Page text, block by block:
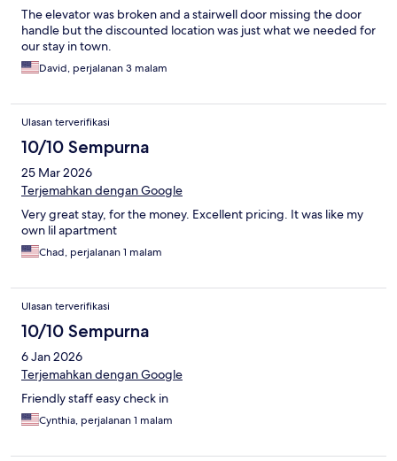
The elevator was broken and a stairwell door missing the door
handle but the discounted location was just what we needed for
our stay in town.
David, perjalanan 3 malam
Ulasan terverifikasi
10/10 Sempurna
25 Mar 2026
Terjemahkan dengan Google
Very great stay, for the money. Excellent pricing. It was like my
own lil apartment
Chad, perjalanan 1 malam
Ulasan terverifikasi
10/10 Sempurna
6 Jan 2026
Terjemahkan dengan Google
Friendly staff easy check in
Cynthia, perjalanan 1 malam